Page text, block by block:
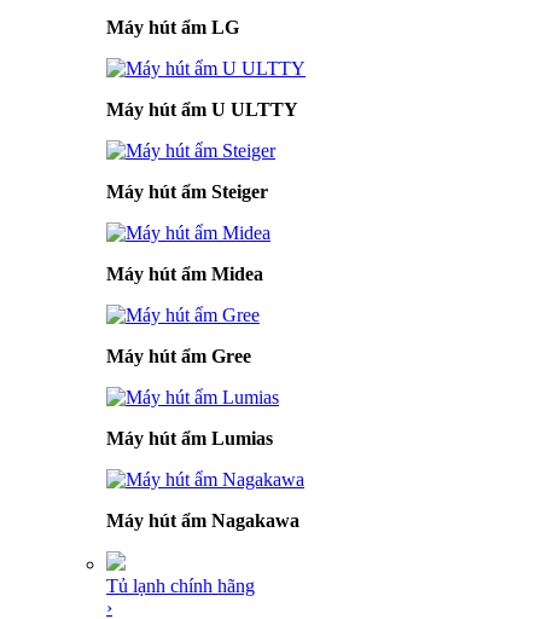
Máy hút ẩm LG
Máy hút ẩm U ULTTY
Máy hút ẩm Steiger
Máy hút ẩm Midea
Máy hút ẩm Gree
Máy hút ẩm Lumias
Máy hút ẩm Nagakawa
Tủ lạnh chính hãng
›